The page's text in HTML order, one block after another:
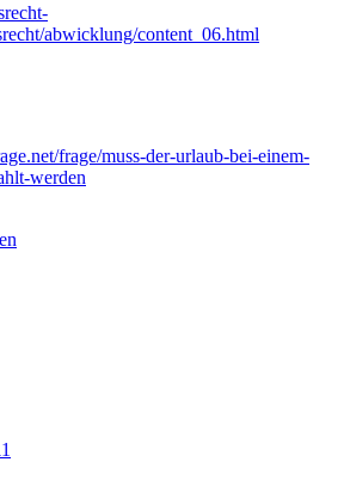
abwicklung/content_06.html
frage/muss-der-urlaub-bei-einem-
werden